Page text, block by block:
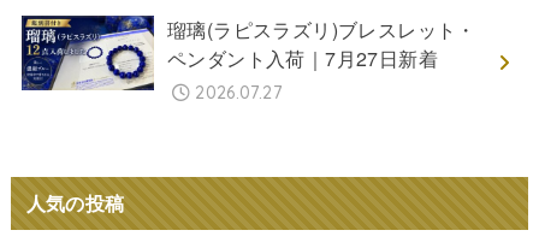
瑠璃(ラピスラズリ)ブレスレット・
ペンダント入荷｜7月27日新着
2026.07.27
人気の投稿